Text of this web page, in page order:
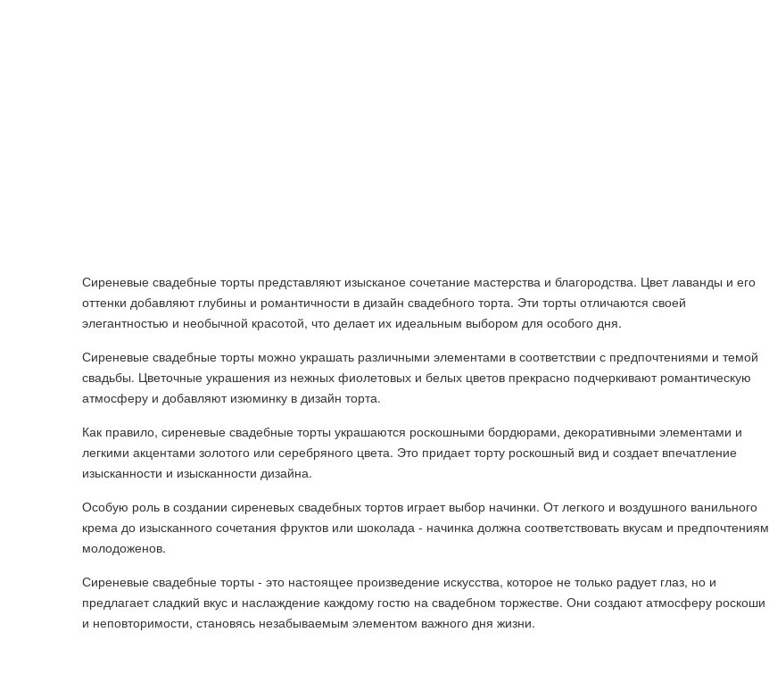
Сиреневые свадебные торты представляют изысканое сочетание мастерства и благородства. Цвет лаванды и его
оттенки добавляют глубины и романтичности в дизайн свадебного торта. Эти торты отличаются своей
элегантностью и необычной красотой, что делает их идеальным выбором для особого дня.
Сиреневые свадебные торты можно украшать различными элементами в соответствии с предпочтениями и темой
свадьбы. Цветочные украшения из нежных фиолетовых и белых цветов прекрасно подчеркивают романтическую
атмосферу и добавляют изюминку в дизайн торта.
Как правило, сиреневые свадебные торты украшаются роскошными бордюрами, декоративными элементами и
легкими акцентами золотого или серебряного цвета. Это придает торту роскошный вид и создает впечатление
изысканности и изысканности дизайна.
Особую роль в создании сиреневых свадебных тортов играет выбор начинки. От легкого и воздушного ванильного
крема до изысканного сочетания фруктов или шоколада - начинка должна соответствовать вкусам и предпочтениям
молодоженов.
Сиреневые свадебные торты - это настоящее произведение искусства, которое не только радует глаз, но и
предлагает сладкий вкус и наслаждение каждому гостю на свадебном торжестве. Они создают атмосферу роскоши
и неповторимости, становясь незабываемым элементом важного дня жизни.